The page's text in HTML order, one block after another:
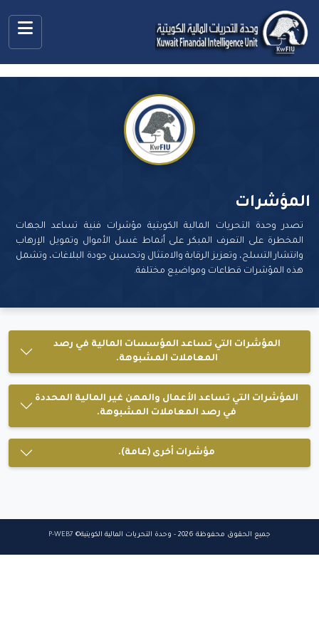
المؤشرات
تصدر وحدة التحريات المالية الكويتية مؤشرات فنية تساعد الجهات
المخطرة على التعرف المبكر على أنماط غسل الأموال وتمويل الإرهاب
وانتشار التسلح، وتعزيز الرقابة والامتثال وتحسين جودة البلاغات، وتشمل
هذه المؤشرات قطاعات ومواضيع مختلفة.
المؤشرات التي تساعد المؤسسات المالية في رصد
المعاملات المشبوهة.
المؤشرات التي تساعد الأعمال والمهن غير المالية المحددة
في رصد المعاملات المشبوهة.
مؤشرات أخرى (عامة).
جميع الحقوق محفوظة 2026 - وحدة التحريات المالية الكويتية© P-WEB7